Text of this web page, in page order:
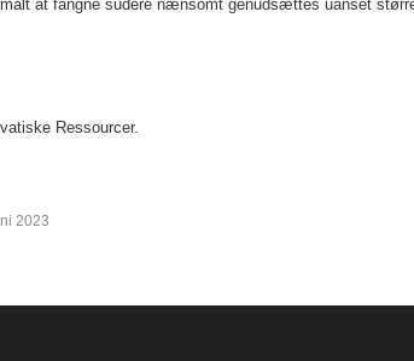
at fangne sudere nænsomt genudsættes uanset
Ressourcer.
2023